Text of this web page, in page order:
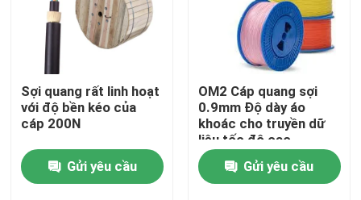
Video
Hướng dẫn VR
Về chúng tôi
Tham quan nhà máy
Sợi quang rất linh hoạt
với độ bền kéo của
cáp 200N
Gửi yêu cầu
OM2 Cáp quang sợi
0.9mm Độ dày áo
khoác cho truyền dữ
liệu tốc độ cao
Gửi yêu cầu